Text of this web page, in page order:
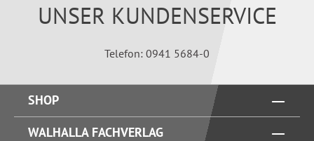
UNSER KUNDENSERVICE
Telefon: 0941 5684-0
SHOP
WALHALLA FACHVERLAG